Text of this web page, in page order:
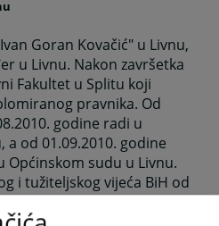
Goran Kovačić" u Livnu,
u Livnu. Nakon završetka
Fakultet u Splitu koji
pravnika. Od
godine radi u
od 01.09.2010. godine
sudu u Livnu.
i tužiteljskog vijeća BiH od
je za dodatnog suca u
obavlja tu dužnost.